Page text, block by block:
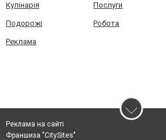
Кулінарія Послуги
Подорожі Робота
Реклама
Реклама на сайті
Франшиза "CitySites"